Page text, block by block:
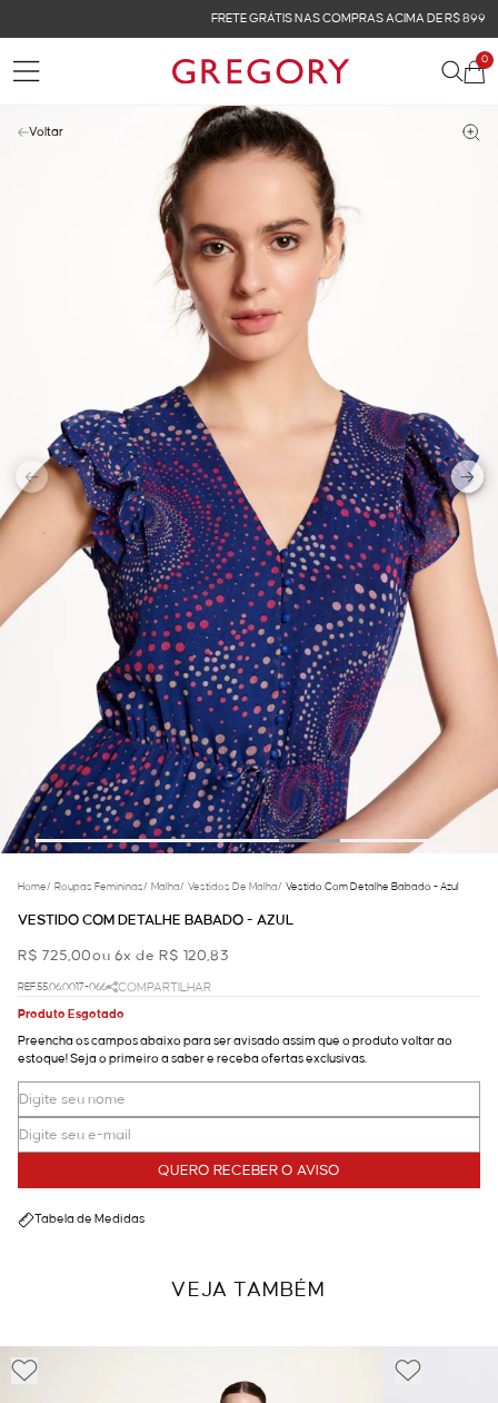
FRETE GRÁTIS NAS COMPRAS ACIMA DE R$ 899
0
Voltar
Home/ Roupas Femininas/ Malha/ Vestidos De Malha/ Vestido Com Detalhe Babado - Azul
VESTIDO COM DETALHE BABADO - AZUL
R$ 725,00ou 6x de R$ 120,83
REF.55.06.0017-066
COMPARTILHAR
Produto Esgotado
Preencha os campos abaixo para ser avisado assim que o produto voltar ao
estoque! Seja o primeiro a saber e receba ofertas exclusivas.
QUERO RECEBER O AVISO
Tabela de Medidas
VEJA TAMBÉM